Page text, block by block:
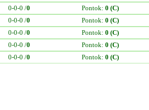
0-0-0 /0 Pontok: 0 (C)
0-0-0 /0 Pontok: 0 (C)
0-0-0 /0 Pontok: 0 (C)
0-0-0 /0 Pontok: 0 (C)
0-0-0 /0 Pontok: 0 (C)